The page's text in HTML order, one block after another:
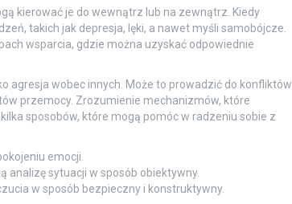
kierować je do wewnątrz lub na zewnątrz. Kiedy
takich jak depresja, lęki, a nawet myśli samobójcze.
wsparcia, gdzie można uzyskać odpowiednie
agresja wobec innych. Może to prowadzić do konfliktów
przemocy. Zrozumienie mechanizmów, które
sposobów, które mogą pomóc w radzeniu sobie z
emocji.
analizę sytuacji w sposób obiektywny.
w sposób bezpieczny i konstruktywny.